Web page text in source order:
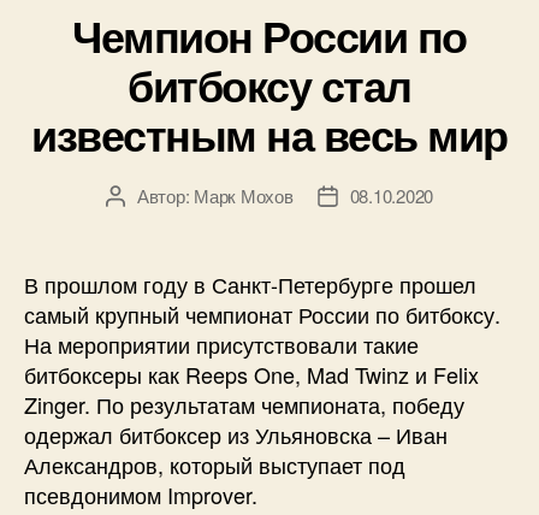
луп-
станции
RC-
505»
Чемпион России по
битбоксу стал
известным на весь мир
АвторАвтор: Марк Мохов
Дата08.10.2020
В прошлом году в Санкт-Петербурге прошел
самый крупный чемпионат России по битбоксу.
На мероприятии присутствовали такие
битбоксеры как Reeps One, Mad Twinz и Felix
Zinger. По результатам чемпионата, победу
одержал битбоксер из Ульяновска – Иван
Александров, который выступает под
псевдонимом Improver.